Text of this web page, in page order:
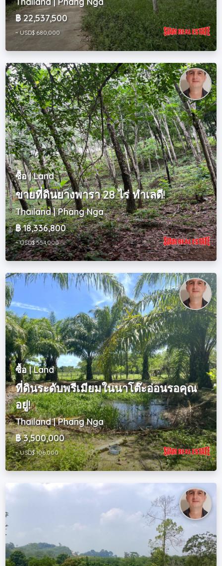
฿ 22,537,500
~ USD$ 680,000
ซื้อ | Land
ขายที่ดินยางพารา 28 ไร่ ทำเลดี!
Thailand | Phang Nga
฿ 18,336,800
~ USD$ 554,000
ซื้อ | Land
ที่ดินระดับพรีเมียมในนาโต๊ะอ่อนรอคุณ
อยู่!
Thailand | Phang Nga
฿ 3,500,000
~ USD$ 106,000